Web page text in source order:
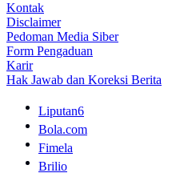
Kontak
Disclaimer
Pedoman Media Siber
Form Pengaduan
Karir
Hak Jawab dan Koreksi Berita
Liputan6
Bola.com
Fimela
Brilio